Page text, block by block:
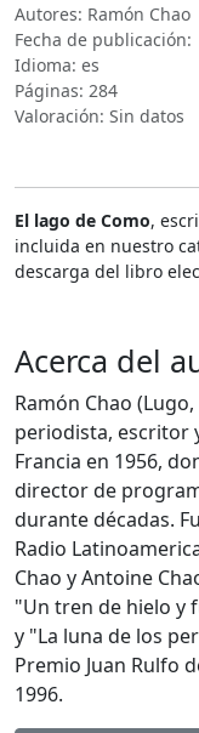
Autores: Ramón Chao
Fecha de publicación:
Idioma: es
Páginas: 284
Valoración: Sin datos
El lago de Como,
incluida en nuestro
descarga del libro
Acerca del
Ramón Chao
periodista, escritor
Francia en 1956,
director de
durante décadas.
Radio
Chao y Antoine
"Un tren de hielo y
y "La luna de los
Premio Juan Rulfo
1996.